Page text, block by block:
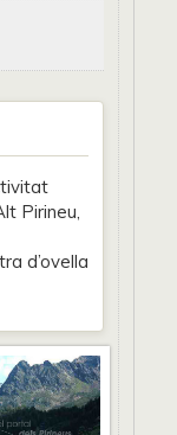
Pirineu,
d’ovella